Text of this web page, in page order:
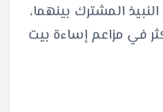
المشترك بينهما،
في مزاعم إساءة بيت